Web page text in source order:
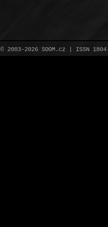
© 2003–2026 SOOM.cz | ISSN